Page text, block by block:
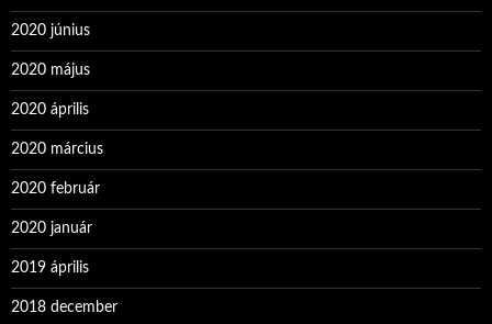
2020 június
2020 május
2020 április
2020 március
2020 február
2020 január
2019 április
2018 december